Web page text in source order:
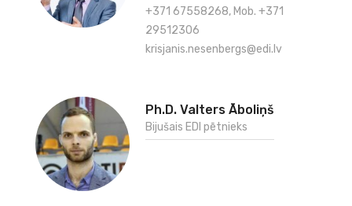
+371 67558268, Mob. +371
29512306
krisjanis.nesenbergs@edi.lv
Ph.D. Valters Āboliņš
Bijušais EDI pētnieks